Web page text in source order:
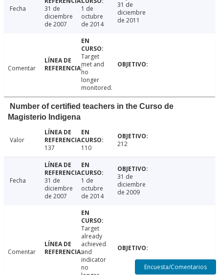
Fecha
31 de
diciembre
de 2007
1 de
octubre
de 2014
31 de
diciembre
de 2011
Comentar
Target
met and
no
longer
monitored.
Number of certified teachers in the Curso de
Magisterio Indigena
Valor
137
110 212
Fecha
31 de
diciembre
de 2007
1 de
octubre
de 2014
31 de
diciembre
de 2009
Comentar
Target
already
achieved
and
indicator
no
Encuesta/Comentarios